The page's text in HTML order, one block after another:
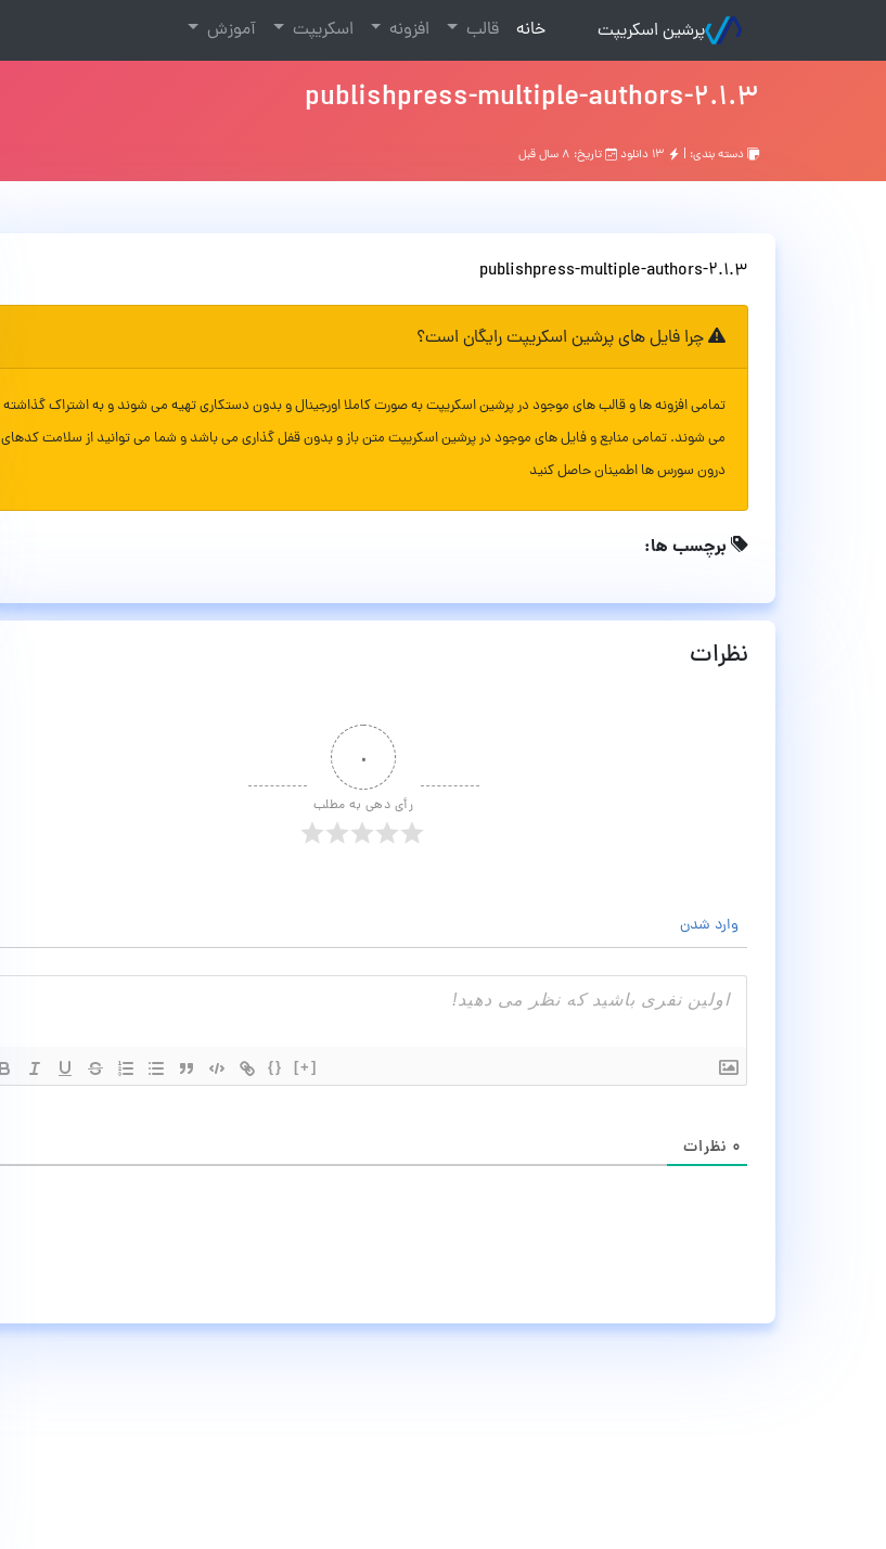
پرشین اسکریپت خانه
(current) قالب افزونه اسکریپت آموزش
publishpress-multiple-authors-2.1.3
دسته بندی: | تاریخ: ۸ سال قبل
publishpress-multiple-authors-2.1.3
چرا فایل های پرشین اسکریپت رایگان است؟
تمامی افزونه ها و قالب های موجود در پرشین اسکریپت به صورت کاملا اورجینال و بدون دستکاری تهیه می شوند و به اشتراک گذاشته
می شوند. تمامی منابع و فایل های موجود در پرشین اسکریپت متن باز و بدون قفل گذاری می باشد و شما می توانید از سلامت کدهای
درون سورس ها اطمینان حاصل کنید
برچسب ها:
نظرات
۰
رأی دهی به مطلب
وارد شدن
{} [+]
۰ نظرات